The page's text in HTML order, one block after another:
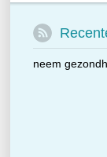
neem